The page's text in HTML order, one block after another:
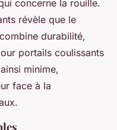
concerne la rouille.
révèle que le
durabilité,
portails coulissants
minime,
face à la